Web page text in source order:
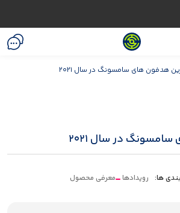
هدفون های سامسونگ در سال ۲۰۲۱
در سال ۲۰۲۱
ها: رویدادها معرفی محصول